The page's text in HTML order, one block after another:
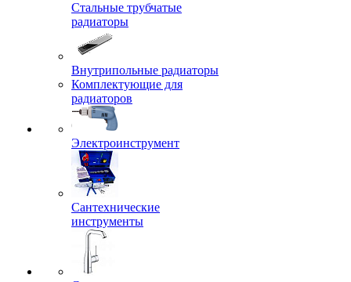
Стальные трубчатые
радиаторы
Внутрипольные радиаторы
Комплектующие для
радиаторов
Электроинструмент
Сантехнические
инструменты